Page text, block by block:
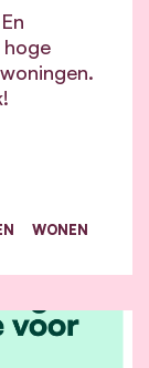
WONEN